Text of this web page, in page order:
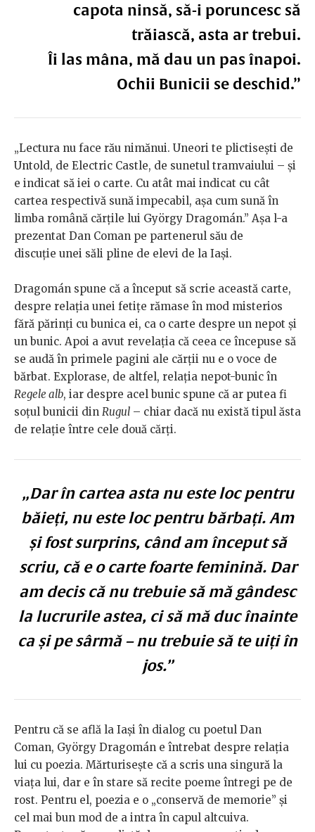
capota ninsă, să-i poruncesc să
trăiască, asta ar trebui.
Îi las mâna, mă dau un pas înapoi.
Ochii Bunicii se deschid.”
„Lectura nu face rău nimănui. Uneori te plictisești de
Untold, de Electric Castle, de sunetul tramvaiului – și
e indicat să iei o carte. Cu atât mai indicat cu cât
cartea respectivă sună impecabil, așa cum sună în
limba română cărțile lui György Dragomán.” Așa l-a
prezentat Dan Coman pe partenerul său de
discuție unei săli pline de elevi de la Iași.
Dragomán spune că a început să scrie această carte,
despre relația unei fetițe rămase în mod misterios
fără părinți cu bunica ei, ca o carte despre un nepot și
un bunic. Apoi a avut revelația că ceea ce începuse să
se audă în primele pagini ale cărții nu e o voce de
bărbat. Explorase, de altfel, relația nepot-bunic în
Regele alb, iar despre acel bunic spune că ar putea fi
soțul bunicii din Rugul – chiar dacă nu există tipul ăsta
de relație între cele două cărți.
„Dar în cartea asta nu este loc pentru
băieți, nu este loc pentru bărbați. Am
și fost surprins, când am început să
scriu, că e o carte foarte feminină. Dar
am decis că nu trebuie să mă gândesc
la lucrurile astea, ci să mă duc înainte
ca și pe sârmă – nu trebuie să te uiți în
jos.”
Pentru că se află la Iași în dialog cu poetul Dan
Coman, György Dragomán e întrebat despre relația
lui cu poezia. Mărturisește că a scris una singură la
viața lui, dar e în stare să recite poeme întregi pe de
rost. Pentru el, poezia e o „conservă de memorie” și
cel mai bun mod de a intra în capul altcuiva.